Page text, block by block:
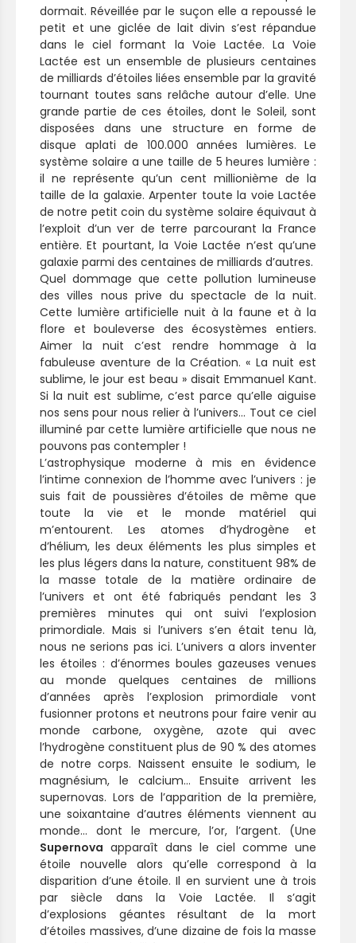
dormait. Réveillée par le suçon elle a repoussé le
petit et une giclée de lait divin s’est répandue
dans le ciel formant la Voie Lactée. La Voie
Lactée est un ensemble de plusieurs centaines
de milliards d’étoiles liées ensemble par la gravité
tournant toutes sans relâche autour d’elle. Une
grande partie de ces étoiles, dont le Soleil, sont
disposées dans une structure en forme de
disque aplati de 100.000 années lumières. Le
système solaire a une taille de 5 heures lumière :
il ne représente qu’un cent millionième de la
taille de la galaxie. Arpenter toute la voie Lactée
de notre petit coin du système solaire équivaut à
l’exploit d’un ver de terre parcourant la France
entière. Et pourtant, la Voie Lactée n’est qu’une
galaxie parmi des centaines de milliards d’autres.
Quel dommage que cette pollution lumineuse
des villes nous prive du spectacle de la nuit.
Cette lumière artificielle nuit à la faune et à la
flore et bouleverse des écosystèmes entiers.
Aimer la nuit c’est rendre hommage à la
fabuleuse aventure de la Création. « La nuit est
sublime, le jour est beau » disait Emmanuel Kant.
Si la nuit est sublime, c’est parce qu’elle aiguise
nos sens pour nous relier à l’univers… Tout ce ciel
illuminé par cette lumière artificielle que nous ne
pouvons pas contempler !
L’astrophysique moderne à mis en évidence
l’intime connexion de l’homme avec l’univers : je
suis fait de poussières d’étoiles de même que
toute la vie et le monde matériel qui
m’entourent. Les atomes d’hydrogène et
d’hélium, les deux éléments les plus simples et
les plus légers dans la nature, constituent 98% de
la masse totale de la matière ordinaire de
l’univers et ont été fabriqués pendant les 3
premières minutes qui ont suivi l’explosion
primordiale. Mais si l’univers s’en était tenu là,
nous ne serions pas ici. L’univers a alors inventer
les étoiles : d’énormes boules gazeuses venues
au monde quelques centaines de millions
d’années après l’explosion primordiale vont
fusionner protons et neutrons pour faire venir au
monde carbone, oxygène, azote qui avec
l’hydrogène constituent plus de 90 % des atomes
de notre corps. Naissent ensuite le sodium, le
magnésium, le calcium… Ensuite arrivent les
supernovas. Lors de l’apparition de la première,
une soixantaine d’autres éléments viennent au
monde… dont le mercure, l’or, l’argent. (Une
Supernova apparaît dans le ciel comme une
étoile nouvelle alors qu’elle correspond à la
disparition d’une étoile. Il en survient une à trois
par siècle dans la Voie Lactée. Il s’agit
d’explosions géantes résultant de la mort
d’étoiles massives, d’une dizaine de fois la masse